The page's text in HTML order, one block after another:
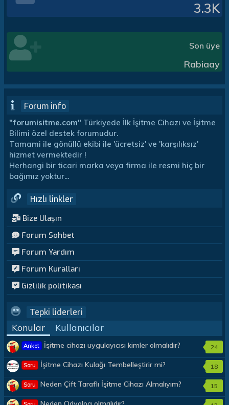
3.3K
Son üye
Rabiaay
Forum info
"forumisitme.com" Türkiyede İlk İşitme Cihazı ve İşitme
Bilimi özel destek forumudur.
Tamami ile gönüllü ekibi ile 'ücretsiz' ve 'karşılıksız'
hizmet vermektedir !
Herhangi bir ticari marka veya firma ile resmi hiç bir
bağımız yoktur...
Hızlı linkler
Bize Ulaşın
Forum Sohbet
Forum Yardım
Forum Kuralları
Gizlilik politikası
Tepki liderleri
Konular Kullanıcılar
Anket İşitme cihazı uygulayıcısı kimler olmalıdır? 24
Soru İşitme Cihazı Kulağı Tembelleştirir mi? 18
Soru Neden Çift Taraflı İşitme Cihazı Almalıyım? 15